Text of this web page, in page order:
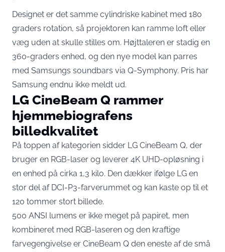
Designet er det samme cylindriske kabinet med 180
graders rotation, så projektoren kan ramme loft eller
væg uden at skulle stilles om. Højttaleren er stadig en
360-graders enhed, og den nye model kan parres
med Samsungs soundbars via Q-Symphony. Pris har
Samsung endnu ikke meldt ud.
LG CineBeam Q rammer
hjemmebiografens
billedkvalitet
På toppen af kategorien sidder LG CineBeam Q, der
bruger en RGB-laser og leverer 4K UHD-opløsning i
en enhed på cirka 1,3 kilo. Den dækker ifølge LG en
stor del af DCI-P3-farverummet og kan kaste op til et
120 tommer stort billede.
500 ANSI lumens er ikke meget på papiret, men
kombineret med RGB-laseren og den kraftige
farvegengivelse er CineBeam Q den eneste af de små